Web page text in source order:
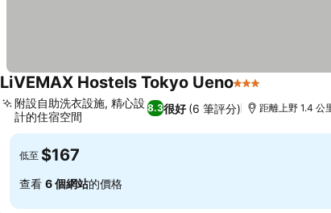
LiVEMAX Hostels Tokyo Ueno3 星級
8.3很好 (6 筆評分)
附設自助洗衣設施, 精心設
計的住宿空間
距離上野 1.4 公
低至 $167
查看 6 個網站的價格